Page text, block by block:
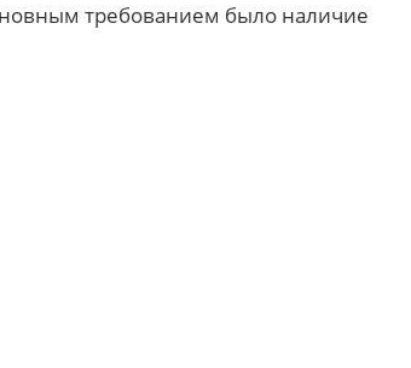
требованием было наличие